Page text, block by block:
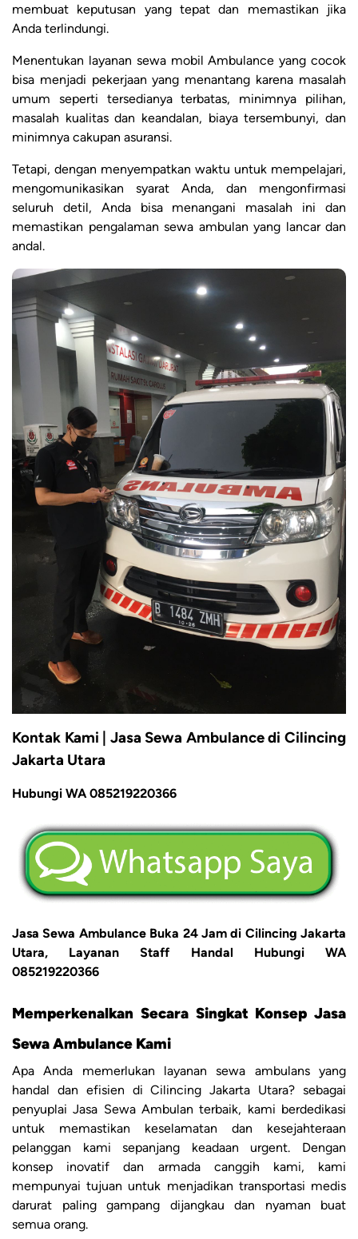
membuat keputusan yang tepat dan memastikan jika
Anda terlindungi.
Menentukan layanan sewa mobil Ambulance yang cocok
bisa menjadi pekerjaan yang menantang karena masalah
umum seperti tersedianya terbatas, minimnya pilihan,
masalah kualitas dan keandalan, biaya tersembunyi, dan
minimnya cakupan asuransi.
Tetapi, dengan menyempatkan waktu untuk mempelajari,
mengomunikasikan syarat Anda, dan mengonfirmasi
seluruh detil, Anda bisa menangani masalah ini dan
memastikan pengalaman sewa ambulan yang lancar dan
andal.
Kontak Kami | Jasa Sewa Ambulance di Cilincing
Jakarta Utara
Hubungi WA 085219220366
Jasa Sewa Ambulance Buka 24 Jam di Cilincing Jakarta
Utara, Layanan Staff Handal Hubungi WA
085219220366
Memperkenalkan Secara Singkat Konsep Jasa
Sewa Ambulance Kami
Apa Anda memerlukan layanan sewa ambulans yang
handal dan efisien di Cilincing Jakarta Utara? sebagai
penyuplai Jasa Sewa Ambulan terbaik, kami berdedikasi
untuk memastikan keselamatan dan kesejahteraan
pelanggan kami sepanjang keadaan urgent. Dengan
konsep inovatif dan armada canggih kami, kami
mempunyai tujuan untuk menjadikan transportasi medis
darurat paling gampang dijangkau dan nyaman buat
semua orang.